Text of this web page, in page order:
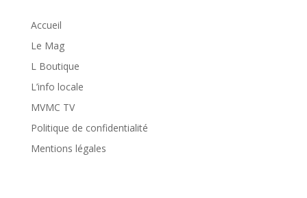
Accueil
Le Mag
L Boutique
L’info locale
MVMC TV
Politique de confidentialité
Mentions légales